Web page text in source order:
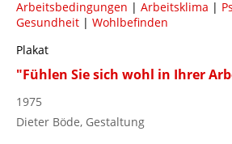
Arbeitsbedingungen | Arbeitsklima |
Gesundheit | Wohlbefinden
Plakat
"Fühlen Sie sich wohl in Ihrer
1975
Dieter Böde, Gestaltung